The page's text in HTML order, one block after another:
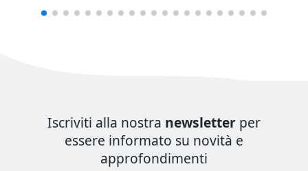
Iscriviti alla nostra newsletter per
essere informato su novità e
approfondimenti